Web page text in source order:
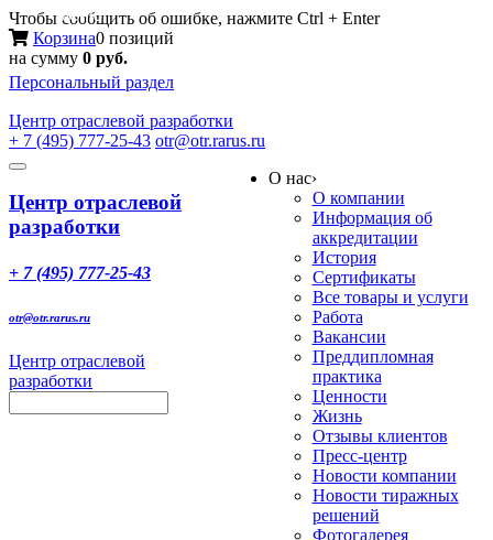
Чтобы сообщить об ошибке, нажмите Ctrl + Enter
Корзина0 позиций
на сумму 0 руб.
Персональный раздел
Центр отраслевой разработки
+ 7 (495) 777-25-43 otr@otr.rarus.ru
Toggle
Меню
Центр отраслевой
разработки
+ 7 (495) 777-25-43
otr@otr.rarus.ru
Центр отраслевой
разработки
О нас›
О компании
Информация об
аккредитации
История
Сертификаты
Все товары и услуги
Работа
Вакансии
Преддипломная
практика
Ценности
Жизнь
Отзывы клиентов
Пресс-центр
Новости компании
Новости тиражных
решений
Фотогалерея